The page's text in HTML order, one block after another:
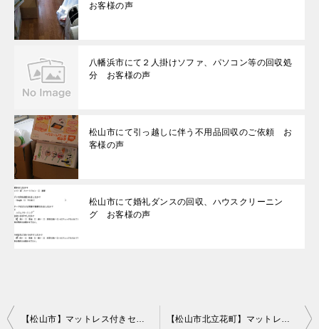
お客様の声
八幡浜市にて２人掛けソファ、パソコン等の回収処
分 お客様の声
松山市にて引っ越しに伴う不用品回収のご依頼 お
客様の声
松山市にて婚礼ダンスの回収、ハウスクリーニン
グ お客様の声
投
【松山市】マットレス付きセミダブルベッド、テレビ台の回収・処分 【松山市北立花町】マットレス付きシングルベッドの回収・処分ご依頼 お客様の声